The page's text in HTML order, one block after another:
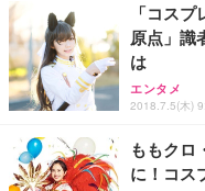
「コス
原点」識
は
エンタメ
2018.7.5(木)
ももクロ
に！コス